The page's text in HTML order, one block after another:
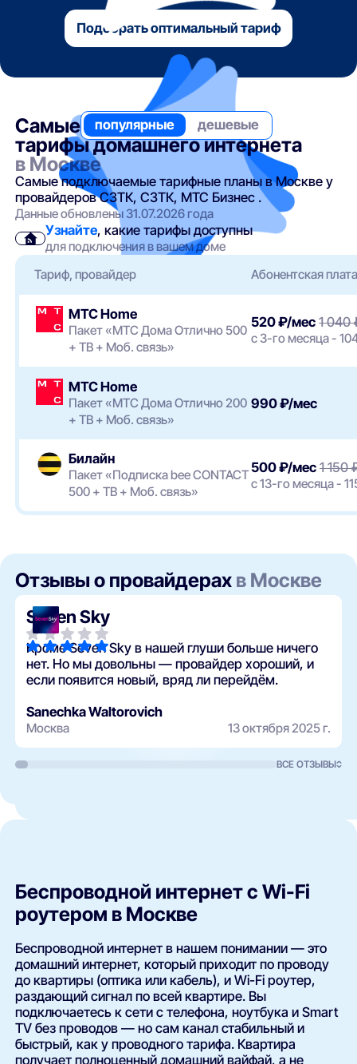
Подобрать оптимальный тариф
Самые популярные дешевые
тарифы домашнего интернета
в Москве
Самые подключаемые тарифные планы в Москве у
провайдеров СЗТК, СЗТК, МТС Бизнес .
Данные обновлены 31.07.2026 года
Узнайте, какие тарифы доступны
для подключения в вашем доме
Тариф, провайдер
Абонентская
МТС Home
Пакет «МТС Дома Отлично 500
+ ТВ + Моб. связь»
520 ₽/мес 1 040
с 3-го месяца -
МТС Home
Пакет «МТС Дома Отлично 200
+ ТВ + Моб. связь»
990 ₽/мес
Билайн
Пакет «Подписка bee CONTACT
500 + ТВ + Моб. связь»
500 ₽/мес 1 150
с 13-го месяца -
Отзывы о провайдерах в Москве
Seven Sky
Кроме Seven Sky в нашей глуши больше ничего
нет. Но мы довольны — провайдер хороший, и
если появится новый, вряд ли перейдём.
Sanechka Waltorovich
Москва 13 октября 2025 г.
ВСЕ ОТЗЫВЫ
Беспроводной интернет с Wi-Fi
роутером в Москве
Беспроводной интернет в нашем понимании — это
домашний интернет, который приходит по проводу
до квартиры (оптика или кабель), и Wi-Fi роутер,
раздающий сигнал по всей квартире. Вы
подключаетесь к сети с телефона, ноутбука и Smart
TV без проводов — но сам канал стабильный и
быстрый, как у проводного тарифа. Квартира
получает полноценный домашний вайфай, а не